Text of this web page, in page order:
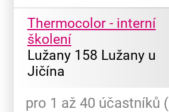
Thermocolor - interní
školení
Lužany 158 Lužany u
Jičína
pro 1 až 40 účastníků (